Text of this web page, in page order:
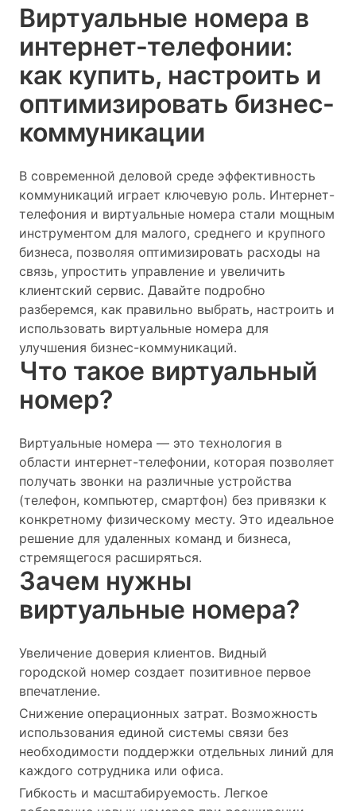
Виртуальные номера в
интернет-телефонии:
как купить, настроить и
оптимизировать бизнес-
коммуникации
В современной деловой среде эффективность
коммуникаций играет ключевую роль. Интернет-
телефония и виртуальные номера стали мощным
инструментом для малого, среднего и крупного
бизнеса, позволяя оптимизировать расходы на
связь, упростить управление и увеличить
клиентский сервис. Давайте подробно
разберемся, как правильно выбрать, настроить и
использовать виртуальные номера для
улучшения бизнес-коммуникаций.
Что такое виртуальный
номер?
Виртуальные номера — это технология в
области интернет-телефонии, которая позволяет
получать звонки на различные устройства
(телефон, компьютер, смартфон) без привязки к
конкретному физическому месту. Это идеальное
решение для удаленных команд и бизнеса,
стремящегося расширяться.
Зачем нужны
виртуальные номера?
Увеличение доверия клиентов. Видный
городской номер создает позитивное первое
впечатление.
Снижение операционных затрат. Возможность
использования единой системы связи без
необходимости поддержки отдельных линий для
каждого сотрудника или офиса.
Гибкость и масштабируемость. Легкое